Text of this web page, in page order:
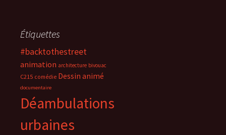
Étiquettes
#backtothestreet
animation architecture bivouac
C215 comédie Dessin animé
documentaire
Déambulations
urbaines